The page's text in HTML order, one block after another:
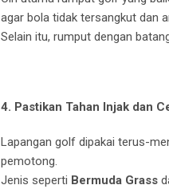
agar bola tidak tersangkut dan
Selain itu, rumput dengan
4. Pastikan Tahan Injak dan
Lapangan golf dipakai terus-
pemotong.
Jenis seperti Bermuda Grass